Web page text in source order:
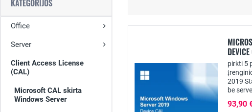
KATEGORIJOS
Office
Server
Client Access License
(CAL)
Microsoft CAL skirta
Windows Server
pirkti 5
2019
be
93,90